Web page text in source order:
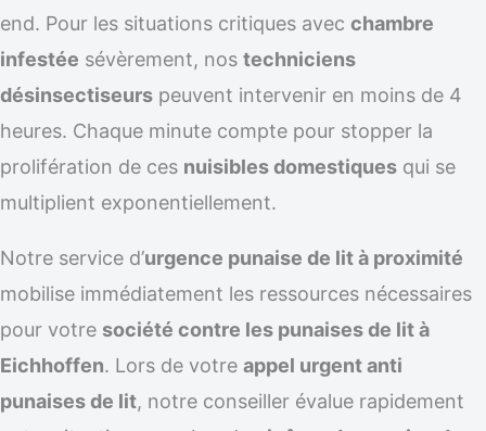
end. Pour les situations critiques avec chambre
infestée sévèrement, nos techniciens
désinsectiseurs peuvent intervenir en moins de 4
heures. Chaque minute compte pour stopper la
prolifération de ces nuisibles domestiques qui se
multiplient exponentiellement.
Notre service d’urgence punaise de lit à proximité
mobilise immédiatement les ressources nécessaires
pour votre société contre les punaises de lit à
Eichhoffen. Lors de votre appel urgent anti
punaises de lit, notre conseiller évalue rapidement